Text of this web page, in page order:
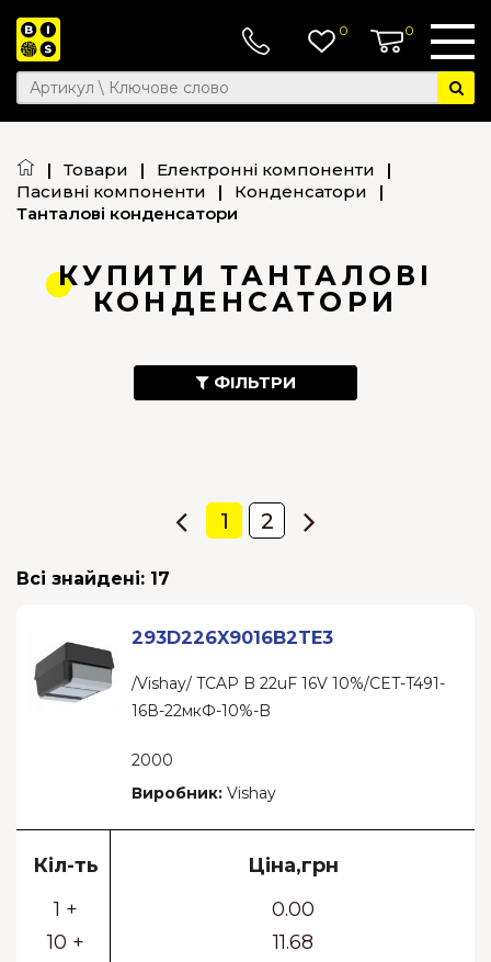
0 0
| Товари | Електронні компоненти
|
Пасивні компоненти
| Конденсатори
|
Танталові конденсатори
КУПИТИ ТАНТАЛОВІ
КОНДЕНСАТОРИ
ФІЛЬТРИ
1 2
Всі знайдені: 17
293D226X9016B2TE3
/Vishay/ TCAP B 22uF 16V 10%/CET-T491-
16В-22мкФ-10%-B
2000
Виробник: Vishay
Кіл-ть
1 +
10 +
Ціна,грн
0.00
11.68